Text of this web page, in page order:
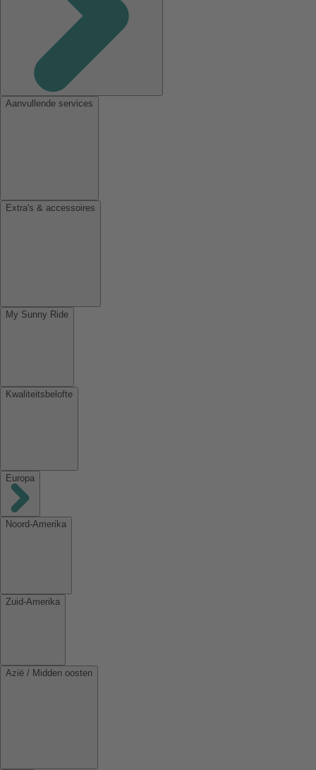
Aanvullende services
Extra's & accessoires
My Sunny Ride
Kwaliteitsbelofte
Europa
Noord-Amerika
Zuid-Amerika
Azië / Midden oosten